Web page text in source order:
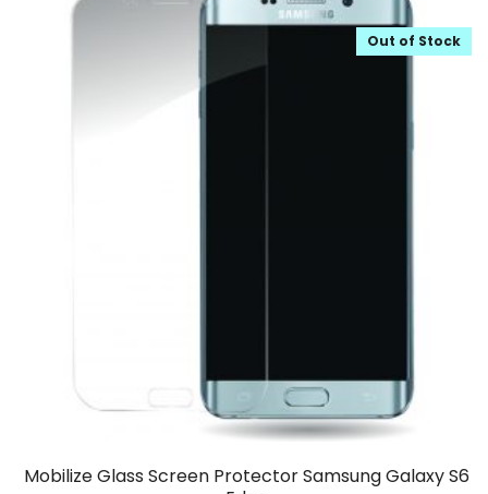
Mobilize Glass Screen Protector Samsung Galaxy S6
Out of Stock